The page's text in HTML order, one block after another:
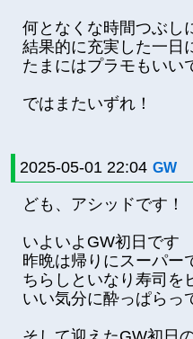
何となくな時間つぶし
結果的に充実した一日
たまにはプラモもいい
ではまたいずれ！
2025-05-01 22:04 GW
ども、アシッドです！
いよいよGW初日です
昨晩は帰りにスーパー
ちらしといなり寿司を
いい気分に酔っぱらっ